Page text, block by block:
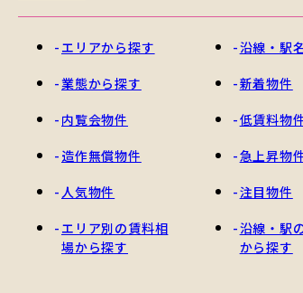
エリアから探す
業態から探す
内覧会物件
造作無償物件
人気物件
エリア別の賃料相
場から探す
沿線・駅
新着物件
低賃料物
急上昇物
注目物件
沿線・駅
から探す